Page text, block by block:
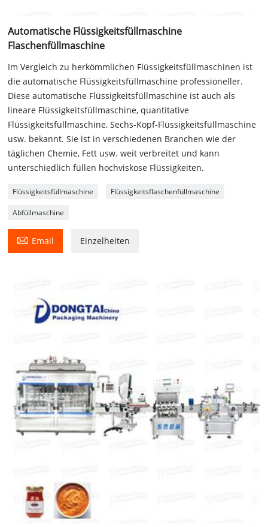
Automatische Flüssigkeitsfüllmaschine
Flaschenfüllmaschine
Im Vergleich zu herkömmlichen Flüssigkeitsfüllmaschinen ist
die automatische Flüssigkeitsfüllmaschine professioneller.
Diese automatische Flüssigkeitsfüllmaschine ist auch als
lineare Flüssigkeitsfüllmaschine, quantitative
Flüssigkeitsfüllmaschine, Sechs-Kopf-Flüssigkeitsfüllmaschine
usw. bekannt. Sie ist in verschiedenen Branchen wie der
täglichen Chemie, Fett usw. weit verbreitet und kann
unterschiedlich füllen hochviskose Flüssigkeiten.
Flüssigkeitsfüllmaschine Flüssigkeitsflaschenfüllmaschine
Abfüllmaschine
 Email Einzelheiten